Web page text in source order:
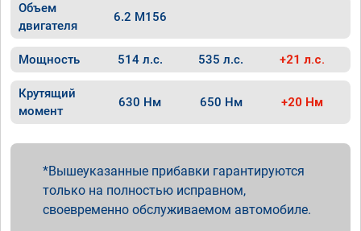
Объем
двигателя
6.2 M156
Мощность 514 л.с. 535 л.с. +21 л.с.
Крутящий
момент
630 Нм 650 Нм +20 Нм
Вышеуказанные прибавки гарантируются
только на полностью исправном,
своевременно обслуживаемом автомобиле.